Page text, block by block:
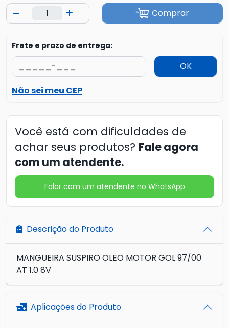
Comprar
Frete e prazo de entrega:
OK
Não sei meu CEP
Você está com dificuldades de
achar seus produtos? Fale agora
com um atendente.
Falar com um atendente no WhatsApp
Descrição do Produto
MANGUEIRA SUSPIRO OLEO MOTOR GOL 97/00
AT 1.0 8V
Aplicações do Produto